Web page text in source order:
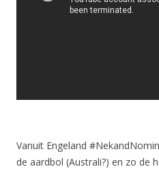
Vanuit Engeland
de aardbol (Australi?) en zo de